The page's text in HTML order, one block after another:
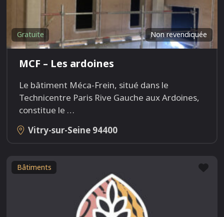
Non revendiquée
Gratuite
MCF – Les ardoines
Le bâtiment Méca-Frein, situé dans le
Technicentre Paris Rive Gauche aux Ardoines,
constitue le …
Vitry-sur-Seine 94400
Bâtiments